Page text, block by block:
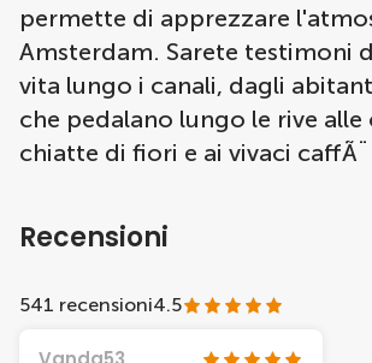
permette di apprezzare
Amsterdam. Sarete testimoni
vita lungo i canali, dagli
che pedalano lungo le rive
chiatte di fiori e ai vivaci
Recensioni
541 recensioni4.5